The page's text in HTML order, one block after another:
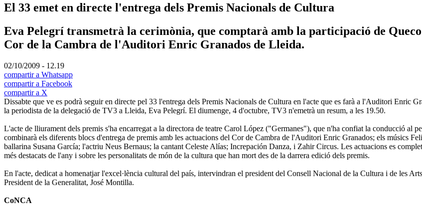
El 33 emet en directe l'entrega dels Premis Nacionals de Cultura
Eva Pelegrí transmetrà la cerimònia, que comptarà amb la participació de
Cor de la Cambra de l'Auditori Enric Granados de Lleida.
02/10/2009 - 12.19
compartir a Whatsapp
compartir a Facebook
compartir a X
Dissabte que ve es podrà seguir en directe pel 33 l'entrega dels Premis Nacionals de Cultura en l'acte que es farà a l'Auditori Enric
la periodista de la delegació de TV3 a Lleida, Eva Pelegrí. El diumenge, 4 d'octubre, TV3 n'emetrà un resum, a les 19.50.
L'acte de lliurament dels premis s'ha encarregat a la directora de teatre Carol López ("Germanes"), que n'ha confiat la conducció al
combinarà els diferents blocs d'entrega de premis amb les actuacions del Cor de Cambra de l'Auditori Enric Granados; els músics
ballarina Susana García; l'actriu Neus Bernaus; la cantant Celeste Alías; Increpación Danza, i Zahir Circus. Les actuacions es
més destacats de l'any i sobre les personalitats de món de la cultura que han mort des de la darrera edició dels premis.
En l'acte, dedicat a homenatjar l'excel·lència cultural del país, intervindran el president del Consell Nacional de la Cultura i de les
President de la Generalitat, José Montilla.
CoNCA